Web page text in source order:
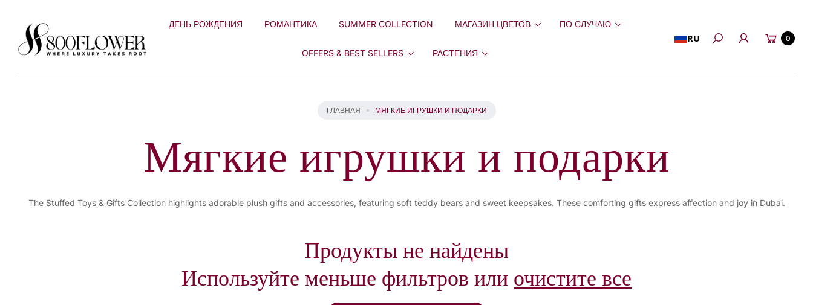
ДЕНЬ РОЖДЕНИЯ РОМАНТИКА SUMMER COLLECTION МАГАЗИН ЦВЕТОВ ПО СЛУЧАЮ
OFFERS & BEST SELLERS РАСТЕНИЯ
RU
Поиск
Корзина
0
ГЛАВНАЯ МЯГКИЕ ИГРУШКИ И ПОДАРКИ
Мягкие игрушки и подарки
The Stuffed Toys & Gifts Collection highlights adorable plush gifts and accessories, featuring soft teddy bears and sweet keepsakes. These comforting gifts express affection and joy in Dubai.
Продукты не найдены
Используйте меньше фильтров или очистите все